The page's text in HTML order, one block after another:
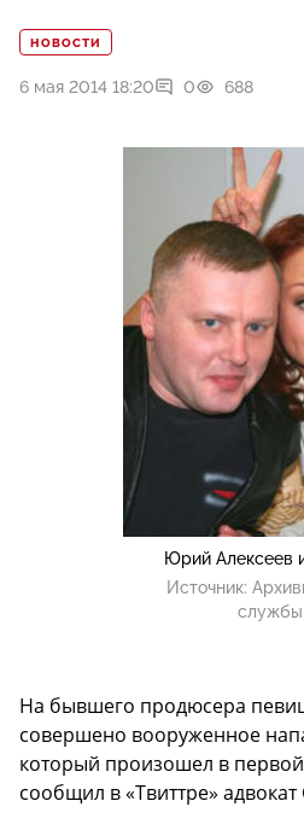
НОВОСТИ
6 мая 2014 18:20 0 688
Юрий Алексеев
Источник:
службы
На бывшего продюсера
совершено вооруженное
который произошел в
сообщил в «Твиттре»